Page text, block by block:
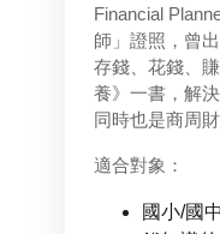
Financial
師」證照，曾
存錢、花錢、
養》一書，解
同時也是商周
適合對象：
國小/國